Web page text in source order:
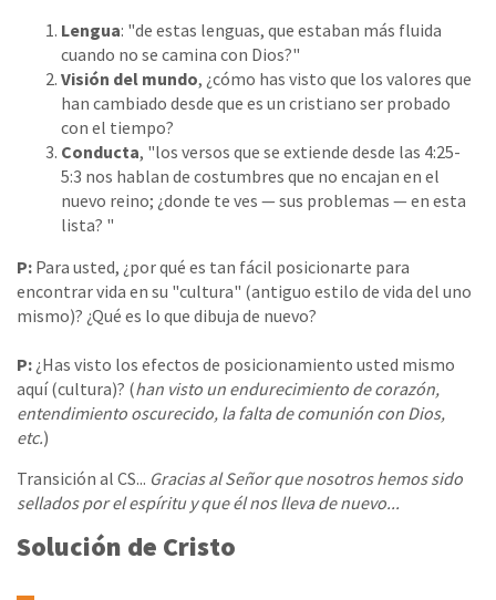
Lengua: "de estas lenguas, que estaban más fluida
cuando no se camina con Dios?"
Visión del mundo, ¿cómo has visto que los valores que
han cambiado desde que es un cristiano ser probado
con el tiempo?
Conducta, "los versos que se extiende desde las 4:25-
5:3 nos hablan de costumbres que no encajan en el
nuevo reino; ¿donde te ves — sus problemas — en esta
lista? "
P: Para usted, ¿por qué es tan fácil posicionarte para
encontrar vida en su "cultura" (antiguo estilo de vida del uno
mismo)? ¿Qué es lo que dibuja de nuevo?
P: ¿Has visto los efectos de posicionamiento usted mismo
aquí (cultura)? (han visto un endurecimiento de corazón,
entendimiento oscurecido, la falta de comunión con Dios,
etc.)
Transición al CS... Gracias al Señor que nosotros hemos sido
sellados por el espíritu y que él nos lleva de nuevo...
Solución de Cristo